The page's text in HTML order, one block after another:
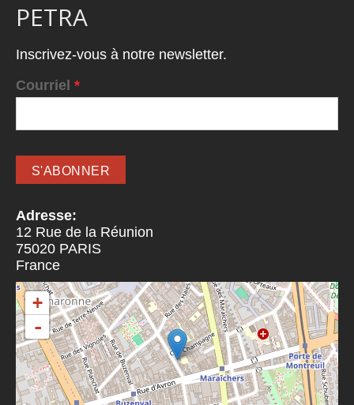
PETRA
Inscrivez-vous à notre newsletter.
Courriel *
Adresse:
12 Rue de la Réunion
75020 PARIS
France
+
-